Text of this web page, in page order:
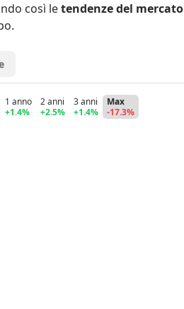
così letendenze del mercato
1 anno
+1.4%
2 anni
+2.5%
3 anni
+1.4%
Max
-17.3%